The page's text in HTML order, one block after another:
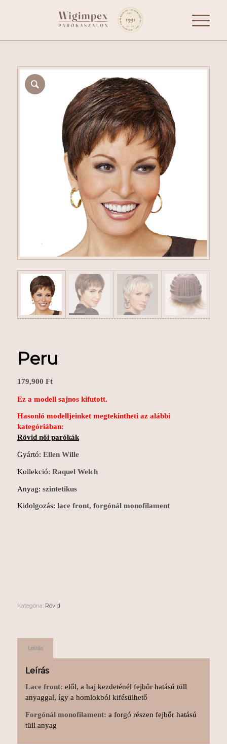
Peru
179,900 Ft
Ez a modell sajnos kifutott.
Hasonló modelljeinket megtekintheti az alábbi
kategóriában:
Rövid női parókák
Gyártó: Ellen Wille
Kollekció: Raquel Welch
Anyag: szintetikus
Kidolgozás: lace front, forgónál monofilament
Kategória: Rövid
Leírás
Leírás
Lace front: elől, a haj kezdeténél fejbőr hatású tüll
anyaggal, így a homlokból kifésülhető
Forgónál monofilament: a forgó részen fejbőr hatású
tüll anyag